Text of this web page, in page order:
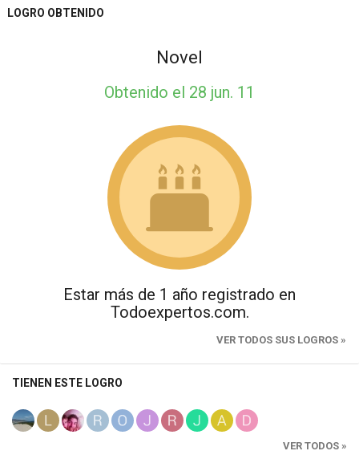
LOGRO OBTENIDO
Novel
Obtenido el 28 jun. 11
Estar más de 1 año registrado en
Todoexpertos.com.
VER TODOS SUS LOGROS »
TIENEN ESTE LOGRO
VER TODOS »